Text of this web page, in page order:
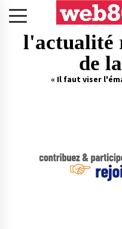
l'actualité
de
« Il faut viser